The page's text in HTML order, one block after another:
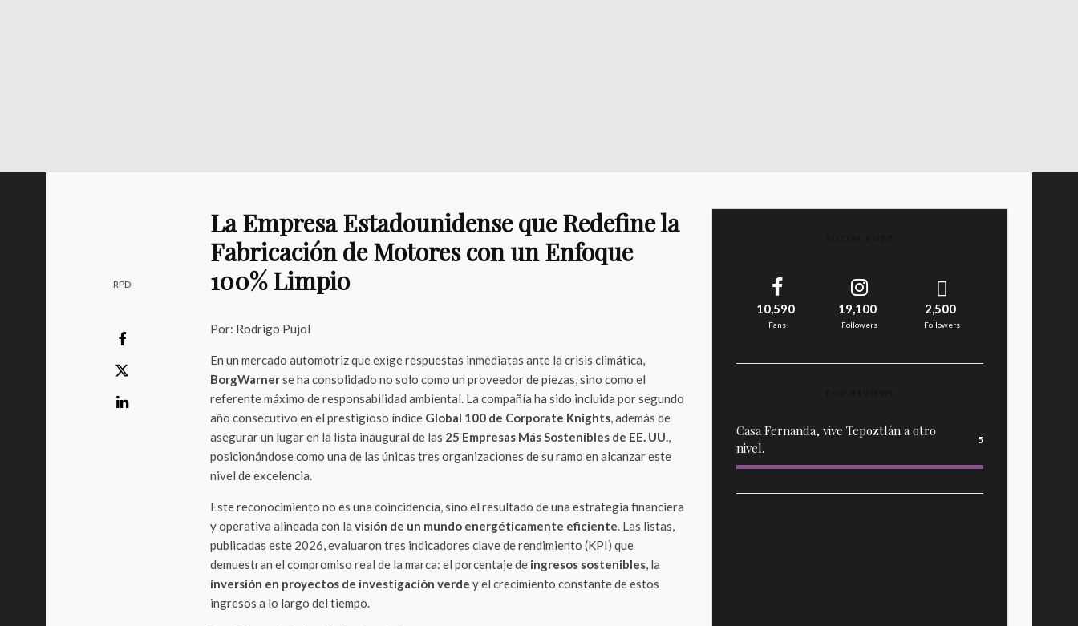
RPD
La Empresa Estadounidense que Redefine la
Fabricación de Motores con un Enfoque
100% Limpio
Por: Rodrigo Pujol
En un mercado automotriz que exige respuestas inmediatas ante la crisis climática,
BorgWarnerse ha consolidado no solo como un proveedor de piezas, sino como el
referente máximo de responsabilidad ambiental. La compañía ha sido incluida por segundo
año consecutivo en el prestigioso índice Global 100 de Corporate Knights, además de
asegurar un lugar en la lista inaugural de las 25 Empresas Más Sostenibles de EE. UU.,
posicionándose como una de las únicas tres organizaciones de su ramo en alcanzar este
nivel de excelencia.
Este reconocimiento no es una coincidencia, sino el resultado de una estrategia financiera
y operativa alineada con la visión de un mundo energéticamente eficiente. Las listas,
publicadas este 2026, evaluaron tres indicadores clave de rendimiento (KPI) que
demuestran el compromiso real de la marca: el porcentaje de ingresos sostenibles, la
inversión en proyectos de investigación verde y el crecimiento constante de estos
ingresos a lo largo del tiempo.
10,590
Fans
19,100
Followers
2,500
Followers
Casa Fernanda, vive Tepoztlán a otro
nivel.
5